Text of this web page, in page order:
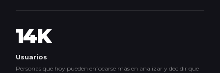
14K
Usuarios
Personas que hoy pueden enfocarse más en analizar y decidir que